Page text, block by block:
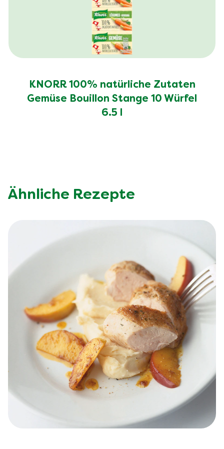
KNORR 100% natürliche Zutaten
Gemüse Bouillon Stange 10 Würfel
6.5 l
Ähnliche Rezepte